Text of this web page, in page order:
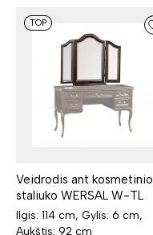
TOP
Veidrodis ant kosmetinio
staliuko WERSAL W-TL
Ilgis: 114 cm, Gylis: 6 cm,
Aukštis: 92 cm